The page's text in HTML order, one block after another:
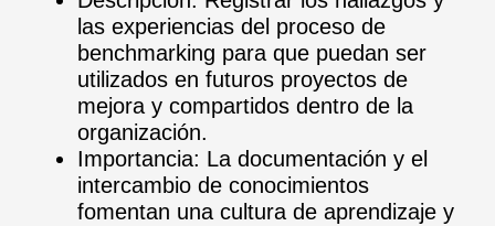
las experiencias del proceso de
benchmarking para que puedan ser
utilizados en futuros proyectos de
mejora y compartidos dentro de la
organización.
Importancia: La documentación y el
intercambio de conocimientos
fomentan una cultura de aprendizaje y